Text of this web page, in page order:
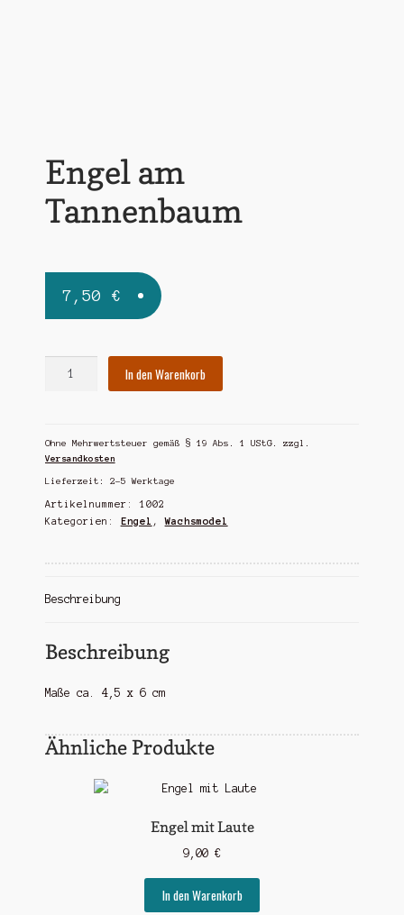
Engel am
Tannenbaum
7,50 €
In den Warenkorb
Ohne Mehrwertsteuer gemäß § 19 Abs. 1 UStG.
zzgl.
Versandkosten
Lieferzeit: 2-5 Werktage
Artikelnummer:1002
Kategorien: Engel ,Wachsmodel
Beschreibung
Beschreibung
Maße ca. 4,5 x 6 cm
Ähnliche Produkte
Engel mit Laute
9,00 €
In den Warenkorb